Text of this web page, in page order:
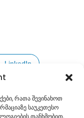
რათა შევინახოთ
საუკეთესო
თანხმობით,
LinkedIn